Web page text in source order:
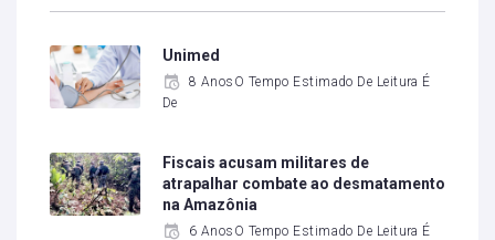
Unimed
8 AnosO Tempo Estimado De Leitura É
De
Fiscais acusam militares de
atrapalhar combate ao desmatamento
na Amazônia
6 AnosO Tempo Estimado De Leitura É